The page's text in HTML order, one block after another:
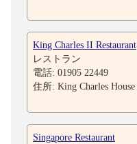
King Charles II Restaurant
レストラン
電話: 01905 22449
住所: King Charles House
Singapore Restaurant